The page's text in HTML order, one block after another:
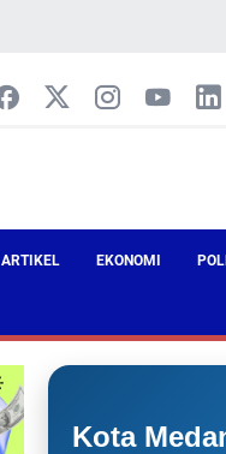
ARTIKEL EKONOMI
Kota